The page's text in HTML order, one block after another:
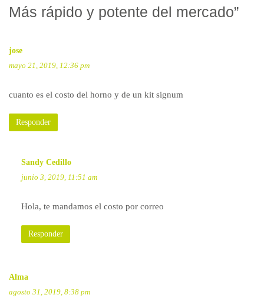
Más rápido y potente del mercado”
jose
mayo 21, 2019, 12:36 pm
cuanto es el costo del horno y de un kit signum
Responder
Sandy Cedillo
junio 3, 2019, 11:51 am
Hola, te mandamos el costo por correo
Responder
Alma
agosto 31, 2019, 8:38 pm